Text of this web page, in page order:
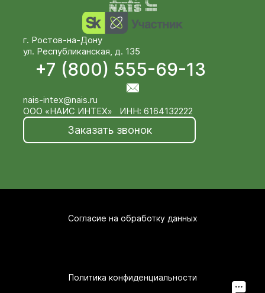
г. Ростов-на-Дону
ул. Республиканская, д. 135
+7 (800) 555-69-13
nais-intex@nais.ru
ООО «НАИС ИНТЕХ» ИНН: 6164132222
Заказать звонок
Согласие на обработку данных
Политика конфиденциальности